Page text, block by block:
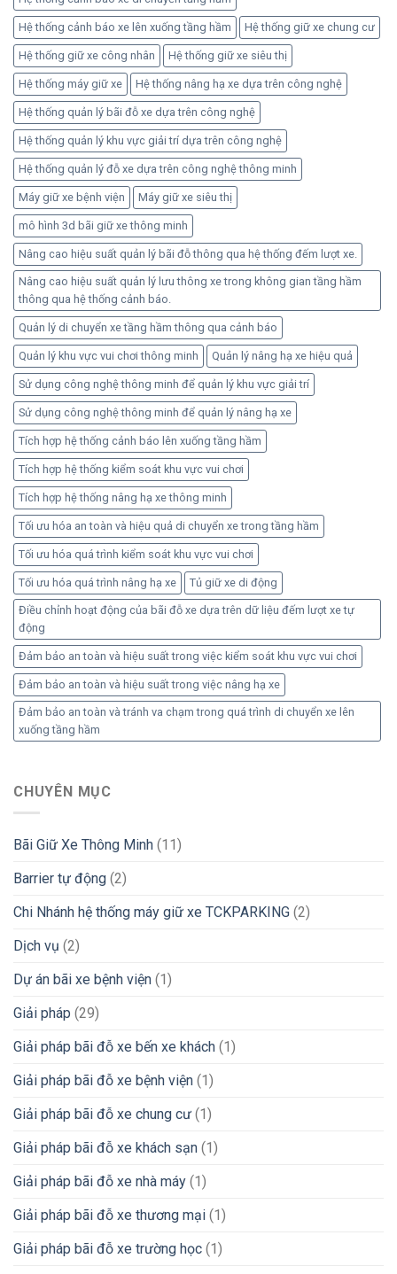
Hệ thống cảnh báo xe lên xuống tầng hầm Hệ thống giữ xe chung cư
Hệ thống giữ xe công nhân Hệ thống giữ xe siêu thị
Hệ thống máy giữ xe Hệ thống nâng hạ xe dựa trên công nghệ
Hệ thống quản lý bãi đỗ xe dựa trên công nghệ
Hệ thống quản lý khu vực giải trí dựa trên công nghệ
Hệ thống quản lý đỗ xe dựa trên công nghệ thông minh
Máy giữ xe bệnh viện Máy giữ xe siêu thị
mô hình 3d bãi giữ xe thông minh
Nâng cao hiệu suất quản lý bãi đỗ thông qua hệ thống đếm lượt xe.
Nâng cao hiệu suất quản lý lưu thông xe trong không gian tầng hầm
thông qua hệ thống cảnh báo.
Quản lý di chuyển xe tầng hầm thông qua cảnh báo
Quản lý khu vực vui chơi thông minh Quản lý nâng hạ xe hiệu quả
Sử dụng công nghệ thông minh để quản lý khu vực giải trí
Sử dụng công nghệ thông minh để quản lý nâng hạ xe
Tích hợp hệ thống cảnh báo lên xuống tầng hầm
Tích hợp hệ thống kiểm soát khu vực vui chơi
Tích hợp hệ thống nâng hạ xe thông minh
Tối ưu hóa an toàn và hiệu quả di chuyển xe trong tầng hầm
Tối ưu hóa quá trình kiểm soát khu vực vui chơi
Tối ưu hóa quá trình nâng hạ xe Tủ giữ xe di động
Điều chỉnh hoạt động của bãi đỗ xe dựa trên dữ liệu đếm lượt xe tự
động
Đảm bảo an toàn và hiệu suất trong việc kiểm soát khu vực vui chơi
Đảm bảo an toàn và hiệu suất trong việc nâng hạ xe
Đảm bảo an toàn và tránh va chạm trong quá trình di chuyển xe lên
xuống tầng hầm
CHUYÊN MỤC
Bãi Giữ Xe Thông Minh (11)
Barrier tự động (2)
Chi Nhánh hệ thống máy giữ xe TCKPARKING (2)
Dịch vụ (2)
Dự án bãi xe bệnh viện (1)
Giải pháp (29)
Giải pháp bãi đỗ xe bến xe khách (1)
Giải pháp bãi đỗ xe bệnh viện (1)
Giải pháp bãi đỗ xe chung cư (1)
Giải pháp bãi đỗ xe khách sạn (1)
Giải pháp bãi đỗ xe nhà máy (1)
Giải pháp bãi đỗ xe thương mại (1)
Giải pháp bãi đỗ xe trường học (1)